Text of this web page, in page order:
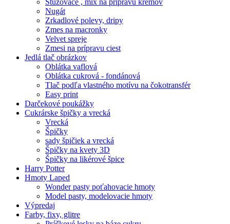
Stužovače , mix na prípravu krémov
Nugát
Zrkadlové polevy, dripy
Zmes na macronky
Velvet spreje
Zmesi na prípravu ciest
Jedlá tlač obrázkov
Oblátka vaflová
Oblátka cukrová - fondánová
Tlač podľa vlastného motívu na čokotransfér
Easy print
Darčekové poukážky
Cukrárske špičky a vrecká
Vrecká
Špičky
sady špičiek a vrecká
Špičky na kvety 3D
Špičky na likérové špice
Harry Potter
Hmoty Laped
Wonder pasty poťahovacie hmoty
Model pasty, modelovacie hmoty
Výpredaj
Farby, fixy, glitre